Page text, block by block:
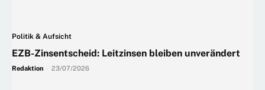
Politik & Aufsicht
EZB-Zinsentscheid: Leitzinsen bleiben unverändert
Redaktion 23/07/2026